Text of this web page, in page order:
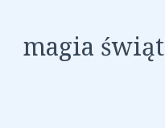
magia świąt